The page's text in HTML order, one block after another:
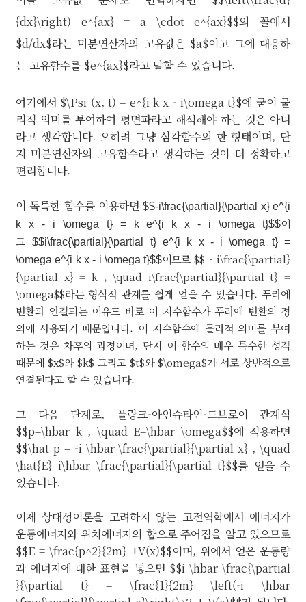
{dx}\right) e^{ax} = a \cdot e^{ax}$$의 꼴에서
$d/dx$라는 미분연산자의 고유값은 $a$이고 그에 대응하
는 고유함수를 $e^{ax}$라고 말할 수 있습니다.
여기에서 $\Psi (x, t) = e^{i k x - i\omega t}$에 굳이 물
리적 의미를 부여하여 평면파라고 해석해야 하는 것은 아니
라고 생각합니다. 오히려 그냥 삼각함수의 한 형태이며, 단
지 미분연산자의 고유함수라고 생각하는 것이 더 정확하고
편리합니다.
이 독특한 함수를 이용하면$$-i\frac{\partial}{\partial x} e^{i
k x - i \omega t} = k e^{i k x - i \omega t}$$이
고$$i\frac{\partial}{\partial t} e^{i k x - i \omega t} =
\omega e^{i k x - i \omega t}$$이므로 $$ - i\frac{\partial}
{\partial x} = k , \quad i\frac{\partial}{\partial t} =
\omega$$라는 형식적 관계를 쉽게 얻을 수 있습니다. 푸리에
변환과 연결되는 이유도 바로 이 지수함수가 푸리에 변환의 정
의에 사용되기 때문입니다. 이 지수함수에 물리적 의미를 부여
하는 것은 차후의 과정이며, 단지 이 함수의 매우 특수한 성격
때문에 $x$와 $k$ 그리고 $t$와 $\omega$가 서로 상반적으로
연결된다고 할 수 있습니다.
그 다음 단계로, 플랑크-아인슈타인-드브로이 관계식
$$p=\hbar k , \quad E=\hbar \omega$$에 적용하면
$$\hat p = -i \hbar \frac{\partial}{\partial x} , \quad
\hat{E}=i\hbar \frac{\partial}{\partial t}$$를 얻을 수
있습니다.
이제 상대성이론을 고려하지 않는 고전역학에서 에너지가
운동에너지와 위치에너지의 합으로 주어짐을 알고 있으므로
$$E = \frac{p^2}{2m} +V(x)$$이며, 위에서 얻은 운동량
과 에너지에 대한 표현을 넣으면 $$i \hbar \frac{\partial
}{\partial t} = \frac{1}{2m} \left(-i \hbar